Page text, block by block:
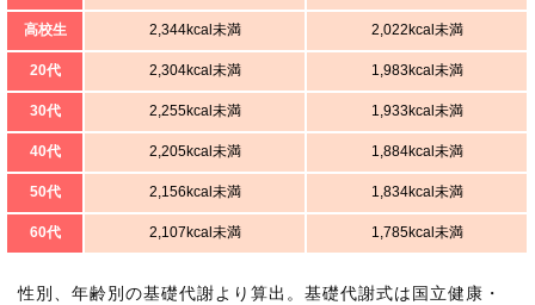
高校生 2,344kcal未満 2,022kcal未満
20代 2,304kcal未満 1,983kcal未満
30代 2,255kcal未満 1,933kcal未満
40代 2,205kcal未満 1,884kcal未満
50代 2,156kcal未満 1,834kcal未満
60代 2,107kcal未満 1,785kcal未満
性別、年齢別の基礎代謝より算出。基礎代謝式は国立健康・